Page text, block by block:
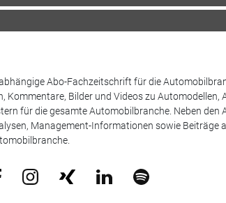
Abo-Fachzeitschrift für die
Kommentare, Bilder und Videos zu
für die gesamte Automobilbranche. Neben den
Management-Informationen sowie Beiträge